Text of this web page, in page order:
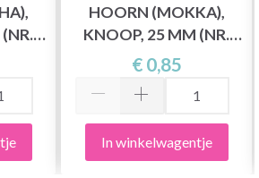
HOORN (MOKKA),
KNOOP, 25 MM (NR.
714)
€ 0,85
In winkelwagentje